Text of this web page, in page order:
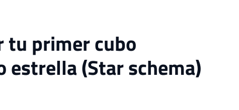
tu primer cubo
(Star schema)